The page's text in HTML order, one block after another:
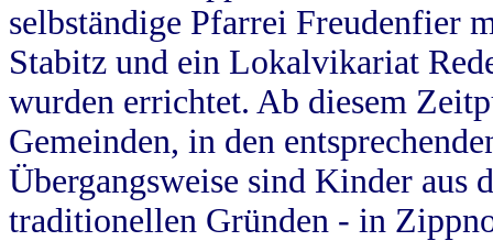
selbständige Pfarrei Freudenfier
Stabitz und ein Lokalvikariat
wurden errichtet. Ab diesem
Gemeinden, in den
Übergangsweise sind Kinder aus
traditionellen Gründen - in